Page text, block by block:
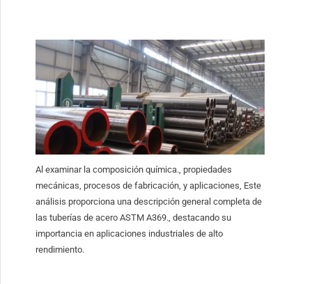
Al examinar la composición química., propiedades
mecánicas, procesos de fabricación, y aplicaciones, Este
análisis proporciona una descripción general completa de
las tuberías de acero ASTM A369., destacando su
importancia en aplicaciones industriales de alto
rendimiento.